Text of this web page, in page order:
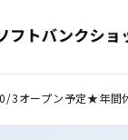
3オープン予定★年間